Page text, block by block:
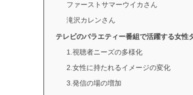
ファーストサマーウイカさん
滝沢カレンさん
テレビのバラエティー番組で活躍する女性
1.視聴者ニーズの多様化
2.女性に持たれるイメージの変化
3.発信の場の増加